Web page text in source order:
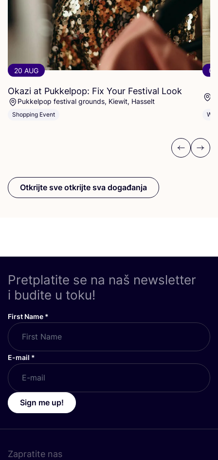
20 AUG
Okazi at Pukkelpop: Fix Your Festival Look
Pukkelpop festival grounds, Kiewit, Hasselt
Shopping Event
06
Previous
Next
Otkrijte sve otkrijte sva događanja
Pretplatite se na naš newsletter
i budite u toku!
First Name *
E-mail *
Sign me up!
Zapratite nas